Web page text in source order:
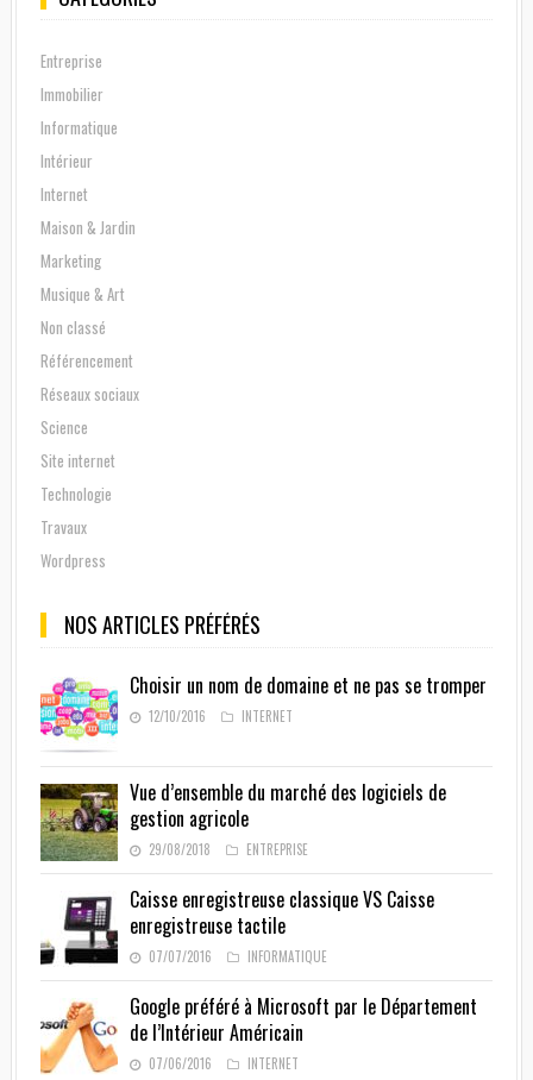
Entreprise
Immobilier
Informatique
Intérieur
Internet
Maison & Jardin
Marketing
Musique & Art
Non classé
Référencement
Réseaux sociaux
Science
Site internet
Technologie
Travaux
Wordpress
NOS ARTICLES PRÉFÉRÉS
Choisir un nom de domaine et ne pas se tromper
12/10/2016 INTERNET
Vue d’ensemble du marché des logiciels de
gestion agricole
29/08/2018 ENTREPRISE
Caisse enregistreuse classique VS Caisse
enregistreuse tactile
07/07/2016 INFORMATIQUE
Google préféré à Microsoft par le Département
de l’Intérieur Américain
07/06/2016 INTERNET